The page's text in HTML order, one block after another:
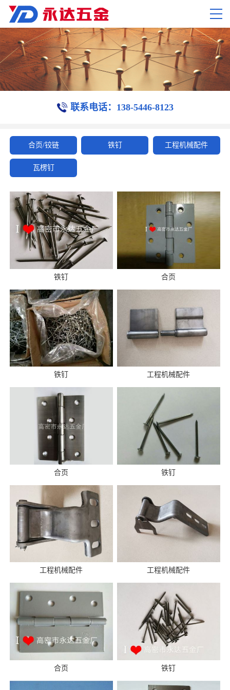
联系电话：138-5446-8123
合页/铰链 铁钉 工程机械配件
瓦楞钉
铁钉 合页
铁钉 工程机械配件
合页 铁钉
工程机械配件 工程机械配件
合页 铁钉